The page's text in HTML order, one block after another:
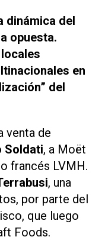
dinámica del
opuesta.
en
del
venta de
Soldati, a Moët
francés LVMH.
, una
por parte del
que luego
Foods.